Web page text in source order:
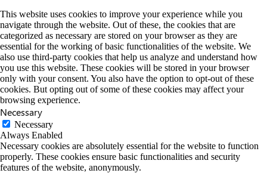
This website uses cookies to improve your experience while you
navigate through the website. Out of these, the cookies that are
categorized as necessary are stored on your browser as they are
essential for the working of basic functionalities of the website. We
also use third-party cookies that help us analyze and understand how
you use this website. These cookies will be stored in your browser
only with your consent. You also have the option to opt-out of these
cookies. But opting out of some of these cookies may affect your
browsing experience.
Necessary
Necessary
Always Enabled
Necessary cookies are absolutely essential for the website to function
properly. These cookies ensure basic functionalities and security
features of the website, anonymously.